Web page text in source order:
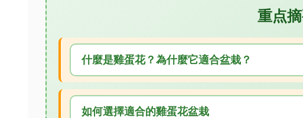
重点
什麼是雞蛋花？為什麼它適合盆栽？
如何選擇適合的雞蛋花盆栽